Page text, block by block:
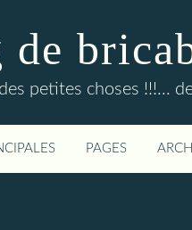
de
petites choses !!!...
PAGES